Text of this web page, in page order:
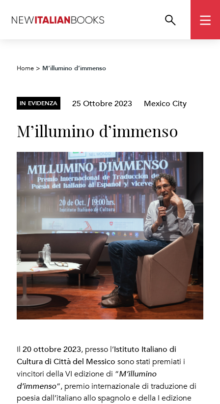
Home > M’illumino d’immenso
IN EVIDENZA 25 Ottobre 2023 Mexico City
M’illumino d’immenso
Il20 ottobre 2023, presso l’Istituto Italiano di
Cultura di Città del Messicosono stati premiati i
vincitori della VI edizione di “M’illumino
d’immenso“, premio internazionale di traduzione di
poesia dall’italiano allo spagnolo e della I edizione